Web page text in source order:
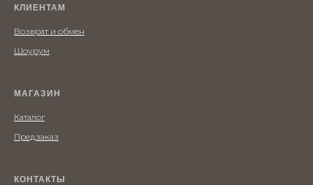
МАГАЗИН
Предзаказ
Каталог
КЛИЕНТАМ
Шоурум
Возврат и обмен
КОНТАКТЫ